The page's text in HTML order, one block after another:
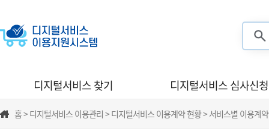
디지털서비스 찾기 디지털서비스 심사신청
홈 > 디지털서비스 이용관리 > 디지털서비스 이용계약 현황 > 서비스별 이용계